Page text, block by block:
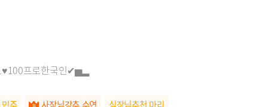
♥100프로한국인✔▅▂
주 사장님강추 수연
실장님추천 마리